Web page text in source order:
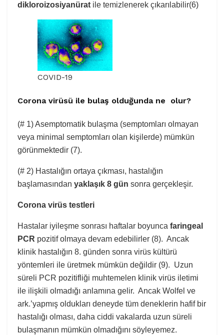
dikloroizosiyanürat ile temizlenerek çıkarılabilir(6)
COVID-19
Corona virüsü ile bulaş olduğunda ne olur?
(# 1) Asemptomatik bulaşma (semptomları olmayan
veya minimal semptomları olan kişilerde) mümkün
görünmektedir (7).
(# 2) Hastalığın ortaya çıkması, hastalığın
başlamasından yaklaşık 8 gün sonra gerçekleşir.
Corona virüs testleri
Hastalar iyileşme sonrası haftalar boyunca faringeal
PCR pozitif olmaya devam edebilirler (8). Ancak
klinik hastalığın 8. günden sonra virüs kültürü
yöntemleri ile üretmek mümkün değildir (9). Uzun
süreli PCR pozitifliği muhtemelen klinik virüs iletimi
ile ilişkili olmadığı anlamına gelir. Ancak Wolfel ve
ark.’yapmış oldukları deneyde tüm deneklerin hafif bir
hastalığı olması, daha ciddi vakalarda uzun süreli
bulaşmanın mümkün olmadığını söyleyemez.